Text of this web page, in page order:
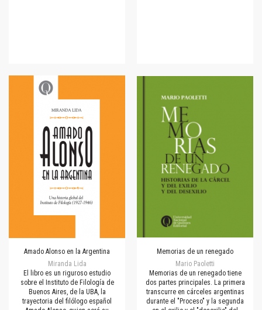
Amado Alonso en la Argentina
Miranda Lida
El libro es un riguroso estudio
sobre el Instituto de Filología de
Buenos Aires, de la UBA, la
trayectoria del filólogo español
Memorias de un renegado
Mario Paoletti
Memorias de un renegado tiene
dos partes principales. La primera
transcurre en cárceles argentinas
durante el "Proceso" y la segunda